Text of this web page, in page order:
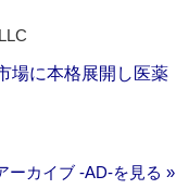
場に本格展開し医薬
ーカイブ ‐AD‐を見る »